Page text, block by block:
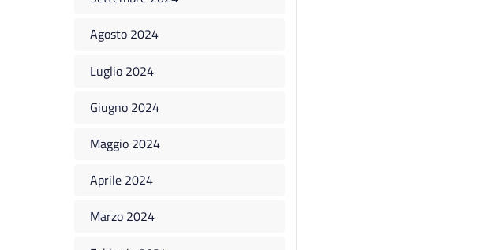
Agosto 2024
Luglio 2024
Giugno 2024
Maggio 2024
Aprile 2024
Marzo 2024